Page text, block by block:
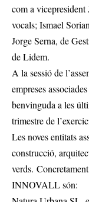
com a
vocals; Ismael
Jorge Serna, de
de Lidem.
A la sessió de
empreses
benvinguda a les
trimestre de
Les noves entitats
construcció,
verds.
INNOVALL són: